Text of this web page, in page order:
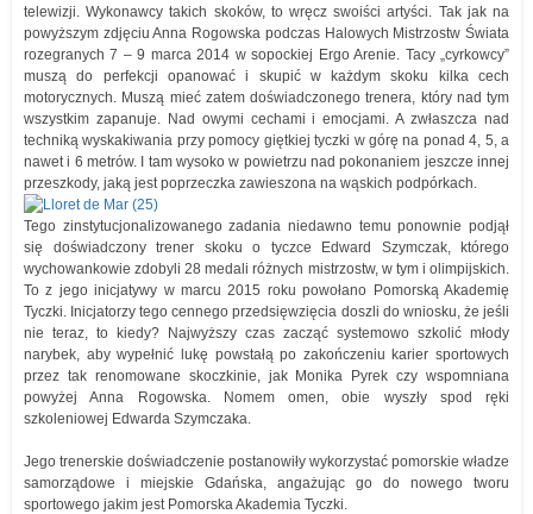
telewizji. Wykonawcy takich skoków, to wręcz swoiści artyści. Tak jak na
powyższym zdjęciu Anna Rogowska podczas Halowych Mistrzostw Świata
rozegranych 7 – 9 marca 2014 w sopockiej Ergo Arenie. Tacy „cyrkowcy”
muszą do perfekcji opanować i skupić w każdym skoku kilka cech
motorycznych. Muszą mieć zatem doświadczonego trenera, który nad tym
wszystkim zapanuje. Nad owymi cechami i emocjami. A zwłaszcza nad
techniką wyskakiwania przy pomocy giętkiej tyczki w górę na ponad 4, 5, a
nawet i 6 metrów. I tam wysoko w powietrzu nad pokonaniem jeszcze innej
przeszkody, jaką jest poprzeczka zawieszona na wąskich podpórkach.
Tego zinstytucjonalizowanego zadania niedawno temu ponownie podjął
się doświadczony trener skoku o tyczce Edward Szymczak, którego
wychowankowie zdobyli 28 medali różnych mistrzostw, w tym i olimpijskich.
To z jego inicjatywy w marcu 2015 roku powołano Pomorską Akademię
Tyczki. Inicjatorzy tego cennego przedsięwzięcia doszli do wniosku, że jeśli
nie teraz, to kiedy? Najwyższy czas zacząć systemowo szkolić młody
narybek, aby wypełnić lukę powstałą po zakończeniu karier sportowych
przez tak renomowane skoczkinie, jak Monika Pyrek czy wspomniana
powyżej Anna Rogowska. Nomem omen, obie wyszły spod ręki
szkoleniowej Edwarda Szymczaka.
Jego trenerskie doświadczenie postanowiły wykorzystać pomorskie władze
samorządowe i miejskie Gdańska, angażując go do nowego tworu
sportowego jakim jest Pomorska Akademia Tyczki.